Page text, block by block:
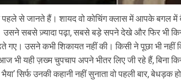
से जानते हैं। शायद वो कोचिंग क्लास में आपके बगल में
सबसे ज़्यादा पढ़ा, सबसे बड़े सपने देखे और फिर भी
गए। उसने कभी शिकायत नहीं की। किसी ने पूछा भी नहीं
भी यही ज़ख्म चुपचाप अपने भीतर लिए जी रहे हैं, बिना
भैया’ सिर्फ उनकी कहानी नहीं सुनाता वो पहली बार,